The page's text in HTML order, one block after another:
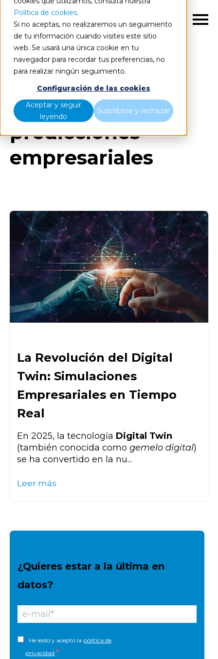
Política de cookies.
Si no aceptas, no realizaremos un seguimiento
de tu información cuando visites este sitio
web. Se usará una única cookie en tu
navegador para recordar tus preferencias, no
para realizar ningún seguimiento.
Configuración de las cookies
Aceptar y seguir
leyendo
Suscribirse y rechazar
ES
Blog Todos los artículos
Posts about
predicciones
empresariales
La Revolución del Digital
Twin: Simulaciones
Empresariales en Tiempo
Real
En 2025, la tecnología Digital Twin
(también conocida como gemelo digital)
se ha convertido en la nu...
Leer más
¿Quieres estar a la última en
datos?
He leído y acepto la pólitica de
privacidad.*